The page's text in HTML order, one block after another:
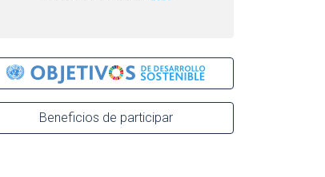
Beneficios de participar